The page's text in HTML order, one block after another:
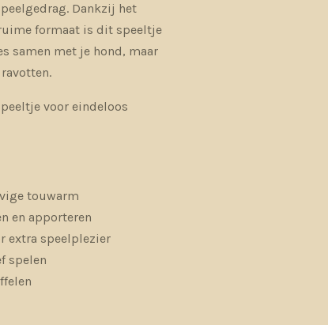
Dankzij het
formaat is dit speeltje
samen met je hond, maar
voor eindeloos
touwarm
en apporteren
extra speelplezier
spelen